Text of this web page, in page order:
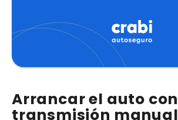
Arrancar el auto con
transmisión manual